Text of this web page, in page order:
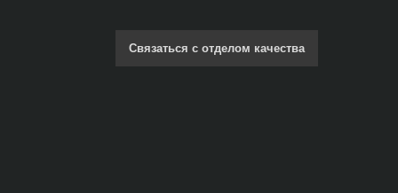
Связаться с отделом качества